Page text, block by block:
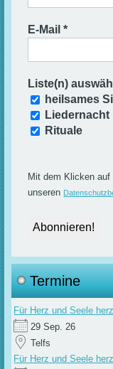
E-Mail*
Liste(n)
heilsames
Liedernacht
Rituale
Mit dem Klicken
unseren
Termine
Für Herz und Seele
29 Sep. 26
Telfs
Für Herz und Seele